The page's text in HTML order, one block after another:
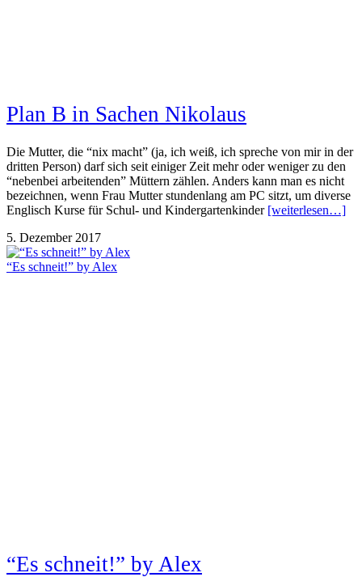
Plan B in Sachen Nikolaus
Die Mutter, die “nix macht” (ja, ich weiß, ich spreche von mir in der
dritten Person) darf sich seit einiger Zeit mehr oder weniger zu den
“nebenbei arbeitenden” Müttern zählen. Anders kann man es nicht
bezeichnen, wenn Frau Mutter stundenlang am PC sitzt, um diverse
Englisch Kurse für Schul- und Kindergartenkinder [weiterlesen…]
5. Dezember 2017
“Es schneit!” by Alex
“Es schneit!” by Alex